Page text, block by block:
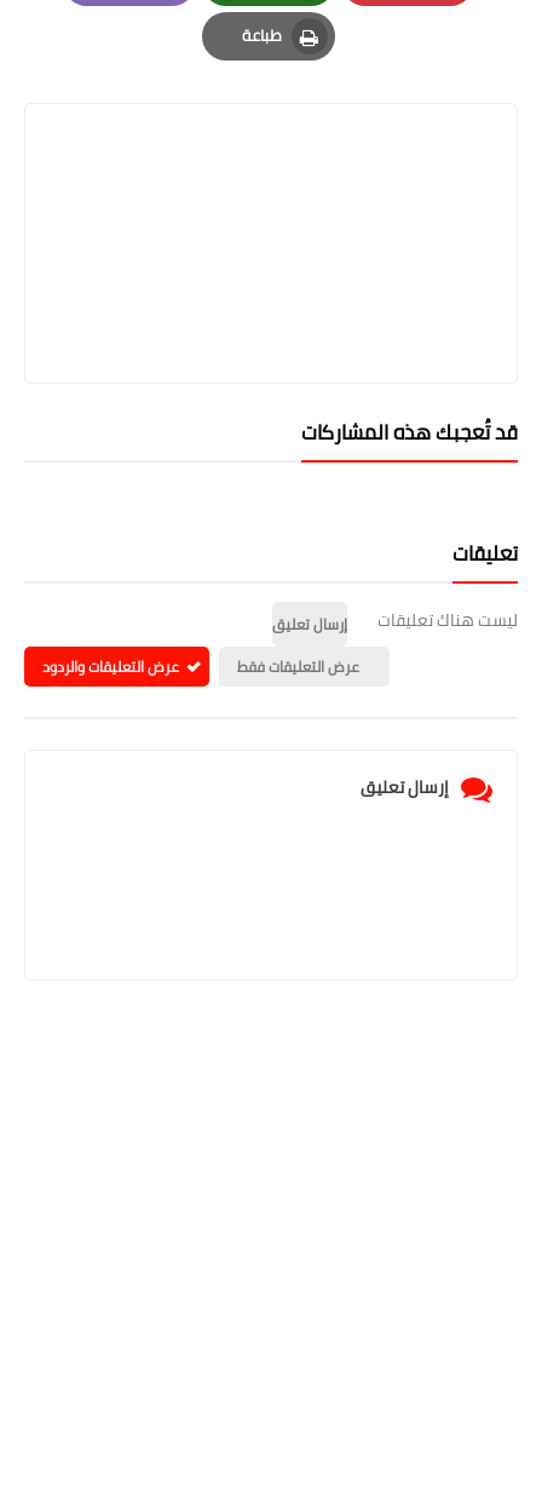
Pinterest
Whatsapp
Email
طباعة
Print
قد تُعجبك هذه المشاركات
تعليقات
ليست هناك تعليقات
إرسال تعليق
عرض التعليقات فقط
عرض التعليقات والردود
إرسال تعليق